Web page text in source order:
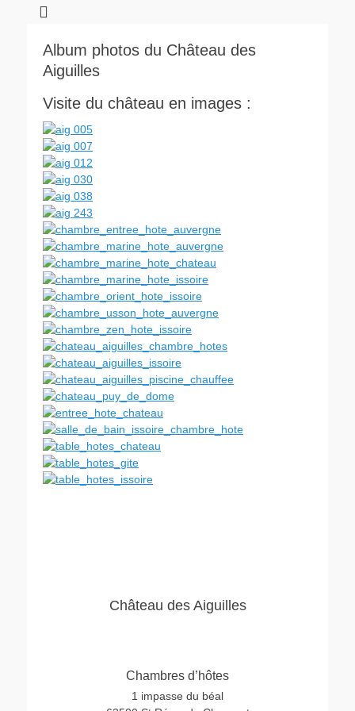
Album photos du Château des
Aiguilles
Visite du château en images :
Château des Aiguilles
Chambres d’hôtes
1 impasse du béal